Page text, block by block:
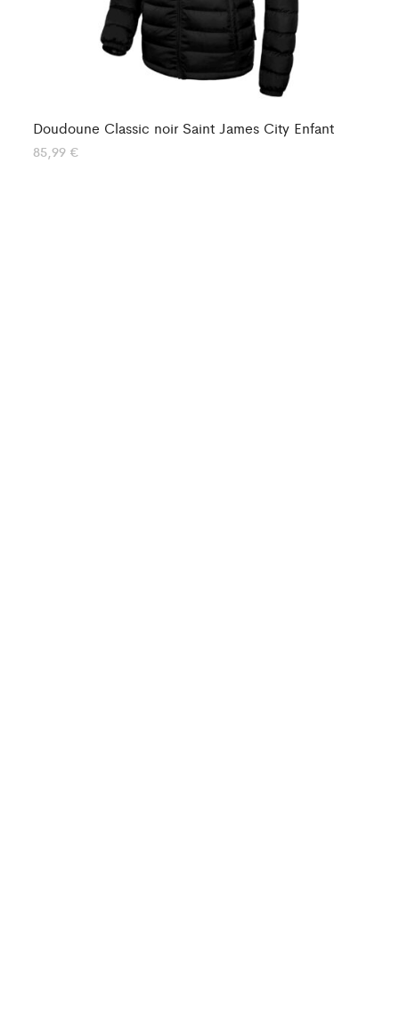
Doudoune Classic noir Saint James City Enfant
85,99 €